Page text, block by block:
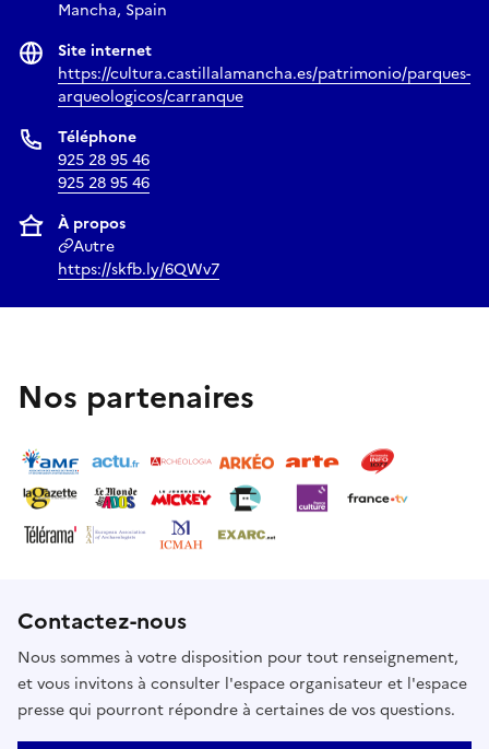
Mancha, Spain
Site internet
https://cultura.castillalamancha.es/patrimonio/parques-
arqueologicos/carranque
Téléphone
925 28 95 46
925 28 95 46
À propos
Autre
https://skfb.ly/6QWv7
Nos partenaires
Contactez-nous
Nous sommes à votre disposition pour tout renseignement,
et vous invitons à consulter l'espace organisateur et l'espace
presse qui pourront répondre à certaines de vos questions.